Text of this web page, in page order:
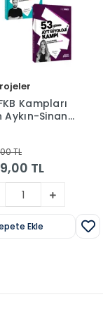
Kampları
Aykın-Sinan
Ay
TL
TL
Ekle